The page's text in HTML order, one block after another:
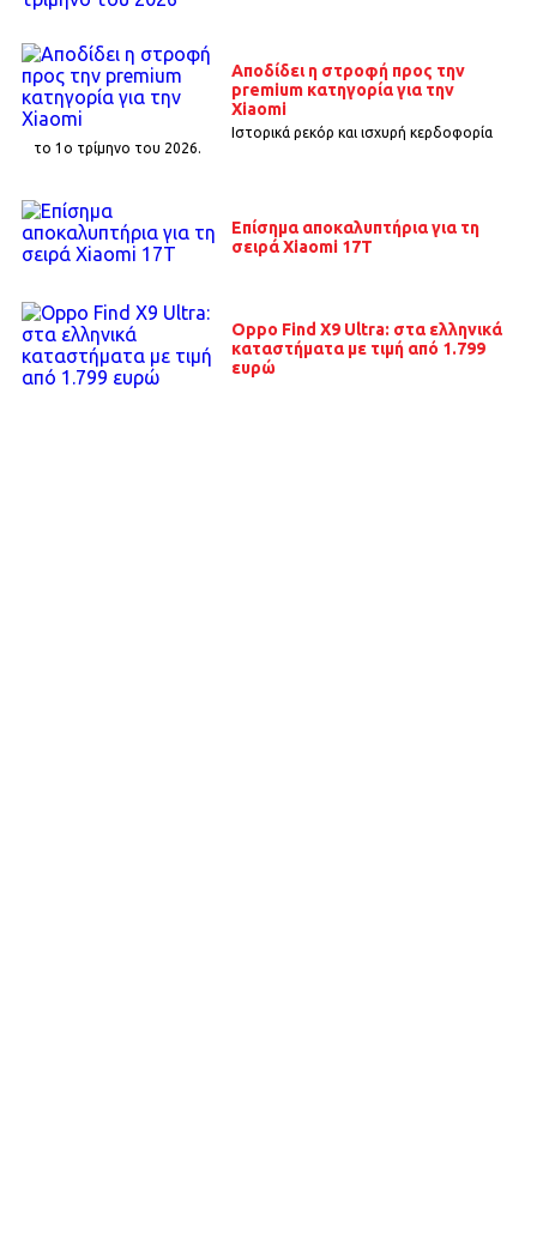
Αποδίδει η στροφή προς την
premium κατηγορία για την
Xiaomi
Ιστορικά ρεκόρ και ισχυρή κερδοφορία
το 1o τρίμηνο του 2026.
Επίσημα αποκαλυπτήρια για τη
σειρά Xiaomi 17T
Oppo Find X9 Ultra: στα ελληνικά
καταστήματα με τιμή από 1.799
ευρώ